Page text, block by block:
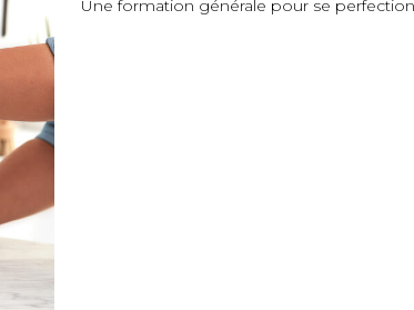
Une formation générale pour se